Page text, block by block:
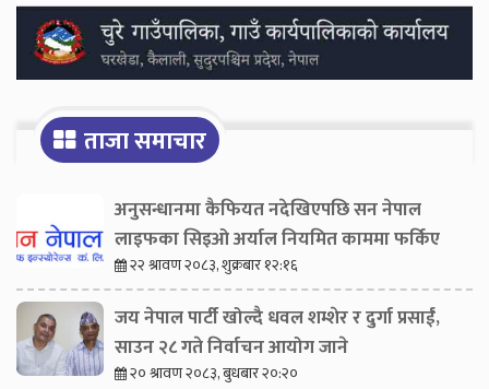
ताजा समाचार
अनुसन्धानमा कैफियत नदेखिएपछि सन नेपाल
लाइफका सिइओ अर्याल नियमित काममा फर्किए
२२ श्रावण २०८३, शुक्रबार १२:१६
जय नेपाल पार्टी खोल्दै धवल शम्शेर र दुर्गा प्रसाईं,
साउन २८ गते निर्वाचन आयोग जाने
२० श्रावण २०८३, बुधबार २०:२०